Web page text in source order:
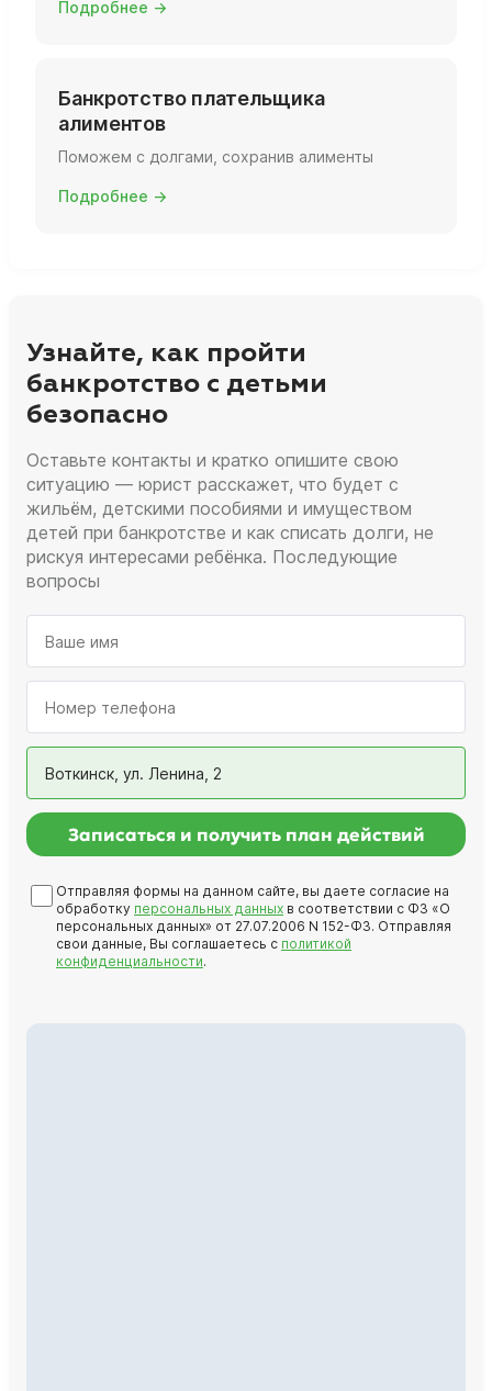
Подробнее →
Банкротство плательщика
алиментов
Поможем с долгами, сохранив алименты
Подробнее →
Узнайте, как пройти
банкротство с детьми
безопасно
Оставьте контакты и кратко опишите свою
ситуацию — юрист расскажет, что будет с
жильём, детскими пособиями и имуществом
детей при банкротстве и как списать долги, не
рискуя интересами ребёнка. Последующие
вопросы
Воткинск, ул. Ленина, 2
Записаться и получить план действий
Отправляя формы на данном сайте, вы даете согласие на
обработку персональных данных в соответствии с ФЗ «О
персональных данных» от 27.07.2006 N 152-ФЗ. Отправляя
свои данные, Вы соглашаетесь с политикой
конфиденциальности.